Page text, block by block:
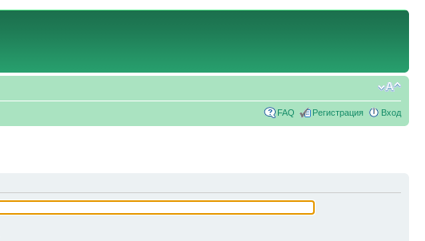
FAQ Регистрация Вход